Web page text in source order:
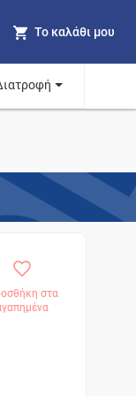
Το καλάθι μου
στα